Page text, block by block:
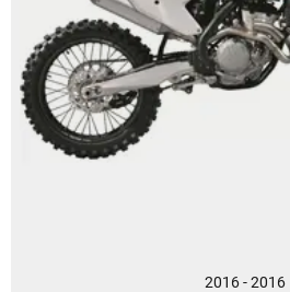
2016 - 2016